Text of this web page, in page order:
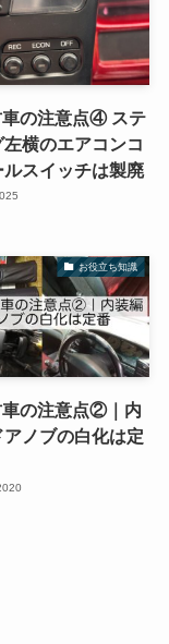
車の注意点④ ステ
横のエアコンコ
ルスイッチは製廃
お役立ち知識
車の注意点②｜内
ノブの白化は定